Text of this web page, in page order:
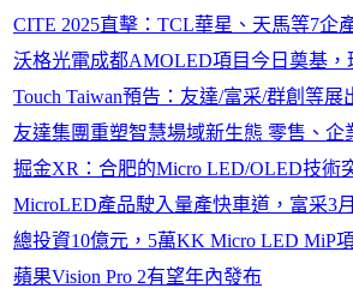
CITE 2025直擊：TCL華星、天馬等7企
沃格光電成都AMOLED項目今日奠基
Touch Taiwan預告：友達/富采/群創等
友達集團重塑智慧場域新生態 零售、
掘金XR：合肥的Micro LED/OLED技術
MicroLED產品駛入量產快車道，富采3
總投資10億元，5萬KK Micro LED MiP
蘋果Vision Pro 2有望年內發布